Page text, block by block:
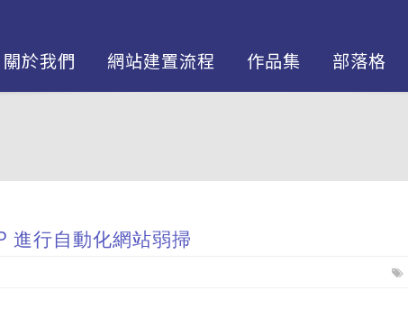
關於我們 網站建置流程 作品集 部落格
進行自動化網站弱掃